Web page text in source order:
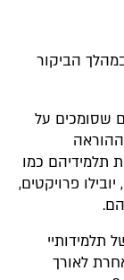
הביקור
שסומכים על
תלמידיהם כמו
פרויקטים,
תלמידותיי
לאורך